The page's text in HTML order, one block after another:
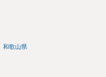
和歌山県